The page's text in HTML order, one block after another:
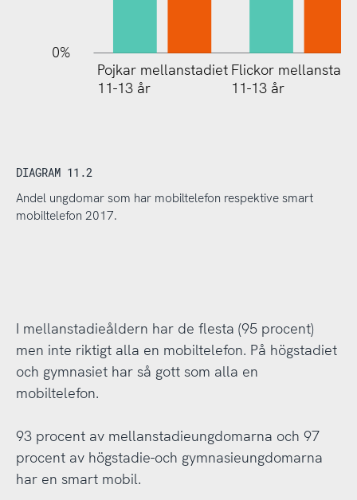
0%
Pojkar mellanstadiet
11-13 år
Flickor
11-13 år
DIAGRAM 11.2
Andel ungdomar som har mobiltelefon respektive smart
mobiltelefon 2017.
I mellanstadieåldern har de flesta (95 procent)
men inte riktigt alla en mobiltelefon. På högstadiet
och gymnasiet har så gott som alla en
mobiltelefon.
93 procent av mellanstadieungdomarna och 97
procent av högstadie-och gymnasieungdomarna
har en smart mobil.